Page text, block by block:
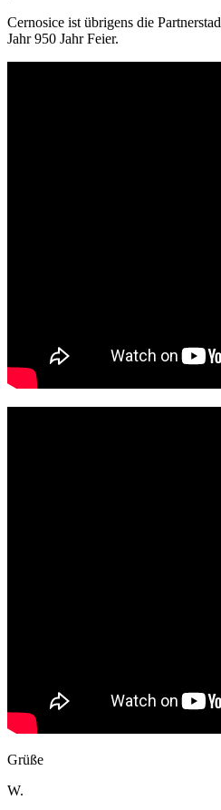
Cernosice ist übrigens die
Jahr 950 Jahr Feier.
Grüße
W.